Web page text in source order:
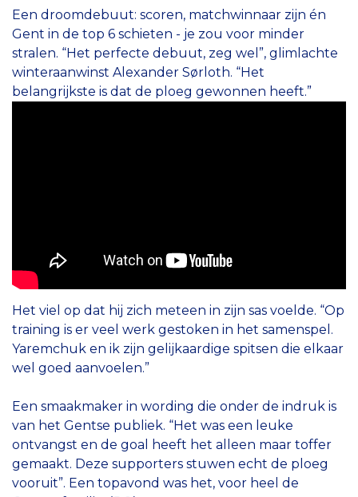
Een droomdebuut: scoren, matchwinnaar zijn én
Gent in de top 6 schieten - je zou voor minder
stralen. “Het perfecte debuut, zeg wel”, glimlachte
winteraanwinst Alexander Sørloth. “Het
belangrijkste is dat de ploeg gewonnen heeft.”
Het viel op dat hij zich meteen in zijn sas voelde. “Op
training is er veel werk gestoken in het samenspel.
Yaremchuk en ik zijn gelijkaardige spitsen die elkaar
wel goed aanvoelen.”
Een smaakmaker in wording die onder de indruk is
van het Gentse publiek. “Het was een leuke
ontvangst en de goal heeft het alleen maar toffer
gemaakt. Deze supporters stuwen echt de ploeg
vooruit”. Een topavond was het, voor heel de